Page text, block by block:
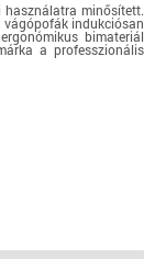
minősített.
vágópofák indukciósan
bimateriál
a professzionális